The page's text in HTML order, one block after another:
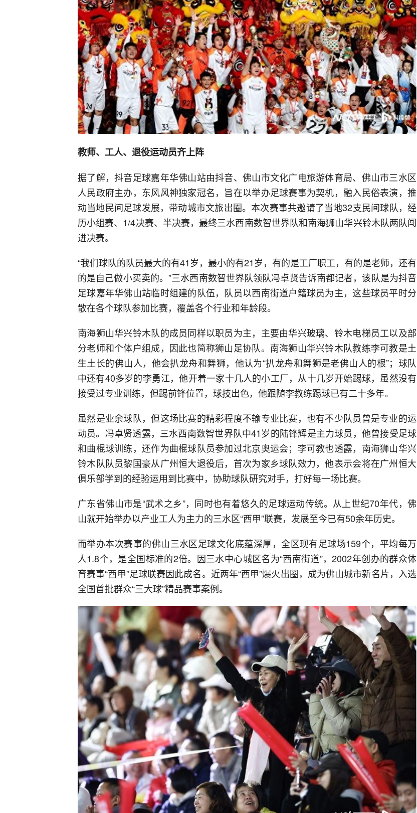
教师、工人、退役运动员齐上阵
据了解，抖音足球嘉年华佛山站由抖音、佛山市文化广电旅游体育局、佛山市三水区
人民政府主办，东风风神独家冠名，旨在以举办足球赛事为契机，融入民俗表演，推
动当地民间足球发展，带动城市文旅出圈。本次赛事共邀请了当地32支民间球队，经
历小组赛、1/4决赛、半决赛，最终三水西南数智世界队和南海狮山华兴铃木队两队闯
进决赛。
“我们球队的队员最大的有41岁，最小的有21岁，有的是工厂职工，有的是老师，还有
的是自己做小买卖的。”三水西南数智世界队领队冯卓贤告诉南都记者，该队是为抖音
足球嘉年华佛山站临时组建的队伍，队员以西南街道户籍球员为主，这些球员平时分
散在各个球队参加比赛，覆盖各个行业和年龄段。
南海狮山华兴铃木队的成员同样以职员为主，主要由华兴玻璃、铃木电梯员工以及部
分老师和个体户组成，因此也简称狮山足协队。南海狮山华兴铃木队教练李可教是土
生土长的佛山人，他会扒龙舟和舞狮，他认为“扒龙舟和舞狮是老佛山人的根”；球队
中还有40多岁的李勇江，他开着一家十几人的小工厂，从十几岁开始踢球，虽然没有
接受过专业训练，但踢前锋位置，球技出色，他跟随李教练踢球已有二十多年。
虽然是业余球队，但这场比赛的精彩程度不输专业比赛，也有不少队员曾是专业的运
动员。冯卓贤透露，三水西南数智世界队中41岁的陆锋辉是主力球员，他曾接受足球
和曲棍球训练，还作为曲棍球队员参加过北京奥运会；李可教也透露，南海狮山华兴
铃木队队员黎国豪从广州恒大退役后，首次为家乡球队效力，他表示会将在广州恒大
俱乐部学到的经验运用到比赛中，协助球队研究对手，打好每一场比赛。
广东省佛山市是“武术之乡”，同时也有着悠久的足球运动传统。从上世纪70年代，佛
山就开始举办以产业工人为主力的三水区“西甲”联赛，发展至今已有50余年历史。
而举办本次赛事的佛山三水区足球文化底蕴深厚，全区现有足球场159个，平均每万
人1.8个，是全国标准的2倍。因三水中心城区名为“西南街道”，2002年创办的群众体
育赛事“西甲”足球联赛因此成名。近两年“西甲”爆火出圈，成为佛山城市新名片，入选
全国首批群众“三大球”精品赛事案例。